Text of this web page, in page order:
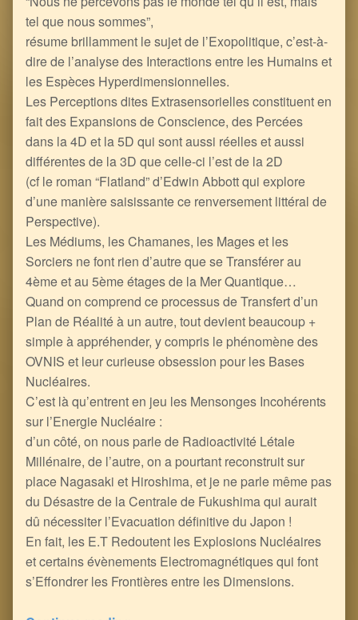
tel que nous sommes”,
résume brillamment le sujet de l’Exopolitique, c’est-à-
dire de l’analyse des Interactions entre les Humains et
les Espèces Hyperdimensionnelles.
Les Perceptions dites Extrasensorielles constituent en
fait des Expansions de Conscience, des Percées
dans la 4D et la 5D qui sont aussi réelles et aussi
différentes de la 3D que celle-ci l’est de la 2D
(cf le roman “Flatland” d’Edwin Abbott qui explore
d’une manière saisissante ce renversement littéral de
Perspective).
Les Médiums, les Chamanes, les Mages et les
Sorciers ne font rien d’autre que se Transférer au
4ème et au 5ème étages de la Mer Quantique…
Quand on comprend ce processus de Transfert d’un
Plan de Réalité à un autre, tout devient beaucoup +
simple à appréhender, y compris le phénomène des
OVNIS et leur curieuse obsession pour les Bases
Nucléaires.
C’est là qu’entrent en jeu les Mensonges Incohérents
sur l’Energie Nucléaire :
d’un côté, on nous parle de Radioactivité Létale
Millénaire, de l’autre, on a pourtant reconstruit sur
place Nagasaki et Hiroshima, et je ne parle même pas
du Désastre de la Centrale de Fukushima qui aurait
dû nécessiter l’Evacuation définitive du Japon !
En fait, les E.T Redoutent les Explosions Nucléaires
et certains évènements Electromagnétiques qui font
s’Effondrer les Frontières entre les Dimensions.